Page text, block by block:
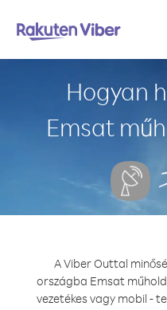
Hogyan
Emsat
A Viber Outtal
országba Emsat
vezetékes vagy mobil -